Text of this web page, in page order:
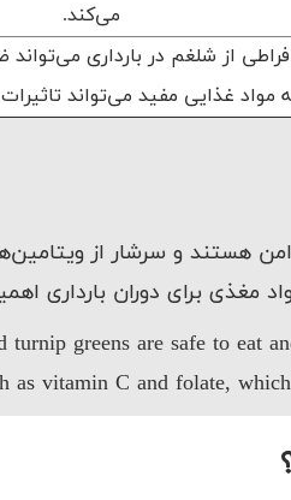
می‌کند.
از شلغم در بارداری
مواد غذایی مفید می‌تواند
هستند و سرشار از
turnip greens are safe to eat
as vitamin C and folate,